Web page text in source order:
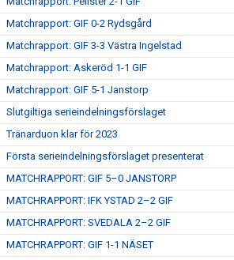
Matchrapport: GIF 0-2 Rydsgård
Matchrapport: GIF 3-3 Västra Ingelstad
Matchrapport: Askeröd 1-1 GIF
Matchrapport: GIF 5-1 Janstorp
Slutgiltiga serieindelningsförslaget
Tränarduon klar för 2023
Första serieindelningsförslaget presenterat
MATCHRAPPORT: GIF 5–0 JANSTORP
MATCHRAPPORT: IFK YSTAD 2–2 GIF
MATCHRAPPORT: SVEDALA 2–2 GIF
MATCHRAPPORT: GIF 1-1 NÄSET